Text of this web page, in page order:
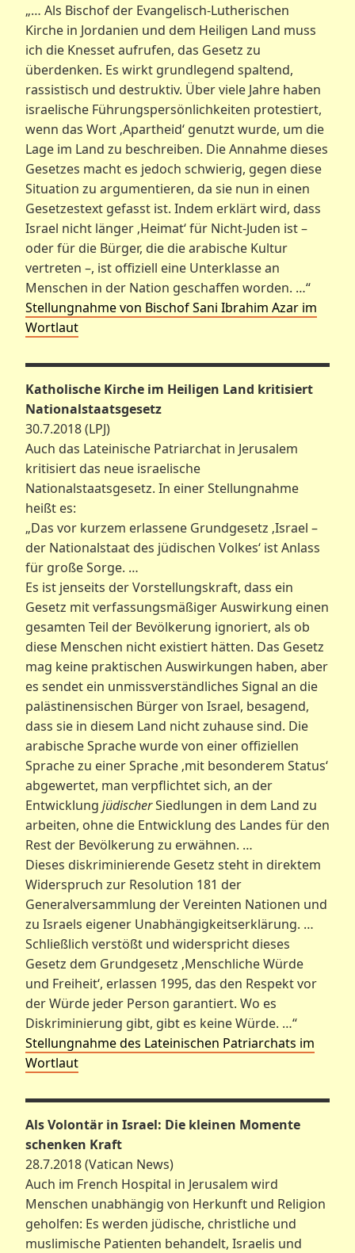
„… Als Bischof der Evangelisch-Lutherischen
Kirche in Jordanien und dem Heiligen Land muss
ich die Knesset aufrufen, das Gesetz zu
überdenken. Es wirkt grundlegend spaltend,
rassistisch und destruktiv. Über viele Jahre haben
israelische Führungspersönlichkeiten protestiert,
wenn das Wort ‚Apartheid‘ genutzt wurde, um die
Lage im Land zu beschreiben. Die Annahme dieses
Gesetzes macht es jedoch schwierig, gegen diese
Situation zu argumentieren, da sie nun in einen
Gesetzestext gefasst ist. Indem erklärt wird, dass
Israel nicht länger ‚Heimat‘ für Nicht-Juden ist –
oder für die Bürger, die die arabische Kultur
vertreten –, ist offiziell eine Unterklasse an
Menschen in der Nation geschaffen worden. …“
Stellungnahme von Bischof Sani Ibrahim Azar im
Wortlaut
Katholische Kirche im Heiligen Land kritisiert
Nationalstaatsgesetz
30.7.2018 (LPJ)
Auch das Lateinische Patriarchat in Jerusalem
kritisiert das neue israelische
Nationalstaatsgesetz. In einer Stellungnahme
heißt es:
„Das vor kurzem erlassene Grundgesetz ‚Israel –
der Nationalstaat des jüdischen Volkes‘ ist Anlass
für große Sorge. …
Es ist jenseits der Vorstellungskraft, dass ein
Gesetz mit verfassungsmäßiger Auswirkung einen
gesamten Teil der Bevölkerung ignoriert, als ob
diese Menschen nicht existiert hätten. Das Gesetz
mag keine praktischen Auswirkungen haben, aber
es sendet ein unmissverständliches Signal an die
palästinensischen Bürger von Israel, besagend,
dass sie in diesem Land nicht zuhause sind. Die
arabische Sprache wurde von einer offiziellen
Sprache zu einer Sprache ‚mit besonderem Status‘
abgewertet, man verpflichtet sich, an der
Entwicklung jüdischerSiedlungen in dem Land zu
arbeiten, ohne die Entwicklung des Landes für den
Rest der Bevölkerung zu erwähnen. …
Dieses diskriminierende Gesetz steht in direktem
Widerspruch zur Resolution 181 der
Generalversammlung der Vereinten Nationen und
zu Israels eigener Unabhängigkeitserklärung. …
Schließlich verstößt und widerspricht dieses
Gesetz dem Grundgesetz ‚Menschliche Würde
und Freiheit‘, erlassen 1995, das den Respekt vor
der Würde jeder Person garantiert. Wo es
Diskriminierung gibt, gibt es keine Würde. …“
Stellungnahme des Lateinischen Patriarchats im
Wortlaut
Als Volontär in Israel: Die kleinen Momente
schenken Kraft
28.7.2018 (Vatican News)
Auch im French Hospital in Jerusalem wird
Menschen unabhängig von Herkunft und Religion
geholfen: Es werden jüdische, christliche und
muslimische Patienten behandelt, Israelis und